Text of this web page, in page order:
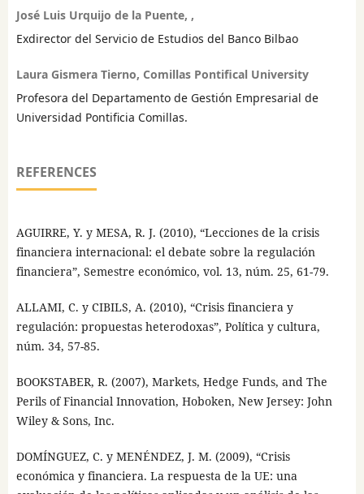
José Luis Urquijo de la Puente, ,
Exdirector del Servicio de Estudios del Banco Bilbao
Laura Gismera Tierno, Comillas Pontifical University
Profesora del Departamento de Gestión Empresarial de
Universidad Pontificia Comillas.
REFERENCES
AGUIRRE, Y. y MESA, R. J. (2010), “Lecciones de la crisis
financiera internacional: el debate sobre la regulación
financiera”, Semestre económico, vol. 13, núm. 25, 61-79.
ALLAMI, C. y CIBILS, A. (2010), “Crisis financiera y
regulación: propuestas heterodoxas”, Política y cultura,
núm. 34, 57-85.
BOOKSTABER, R. (2007), Markets, Hedge Funds, and The
Perils of Financial Innovation, Hoboken, New Jersey: John
Wiley & Sons, Inc.
DOMÍNGUEZ, C. y MENÉNDEZ, J. M. (2009), “Crisis
económica y financiera. La respuesta de la UE: una